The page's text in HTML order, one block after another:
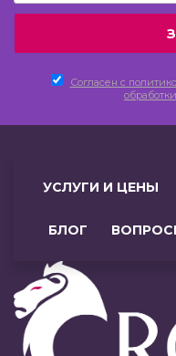
Согласен c
УСЛУГИ И ЦЕНЫ
БЛОГ